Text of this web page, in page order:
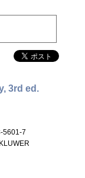
3rd ed.
5601-7